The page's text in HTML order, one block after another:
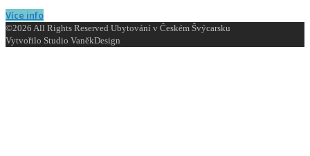
Více info
©2026 All Rights Reserved Ubytování v Českém Švýcarsku
Vytvořilo Studio VaněkDesign